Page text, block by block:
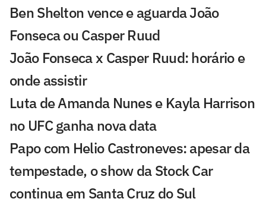
Ben Shelton vence e aguarda João
Fonseca ou Casper Ruud
João Fonseca x Casper Ruud: horário e
onde assistir
Luta de Amanda Nunes e Kayla Harrison
no UFC ganha nova data
Papo com Helio Castroneves: apesar da
tempestade, o show da Stock Car
continua em Santa Cruz do Sul